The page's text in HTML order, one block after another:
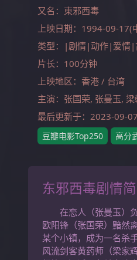
又名：東邪西毒
上映日期：1994-09-17(
类型：|剧情|动作|爱情|
片长：100分钟
上映地区：香港 / 台湾
主演：张国荣, 张曼玉,
最后更新于：2023-09-07
豆瓣电影Top250 高分
东邪西毒剧情简
在恋人（张曼玉）负
欧阳锋（张国荣）黯然
某个小镇，成为一名杀
风流剑客黄药师（梁家